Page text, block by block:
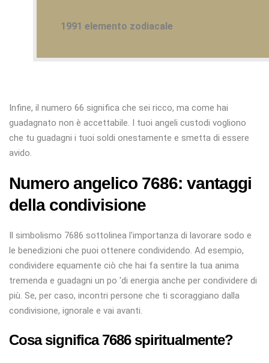
1991 elemento zodiacale
Infine, il numero 66 significa che sei ricco, ma come hai
guadagnato non è accettabile. I tuoi angeli custodi vogliono
che tu guadagni i tuoi soldi onestamente e smetta di essere
avido.
Numero angelico 7686: vantaggi
della condivisione
Il simbolismo 7686 sottolinea l'importanza di lavorare sodo e
le benedizioni che puoi ottenere condividendo. Ad esempio,
condividere equamente ciò che hai fa sentire la tua anima
tremenda e guadagni un po 'di energia anche per condividere di
più. Se, per caso, incontri persone che ti scoraggiano dalla
condivisione, ignorale e vai avanti.
Cosa significa 7686 spiritualmente?